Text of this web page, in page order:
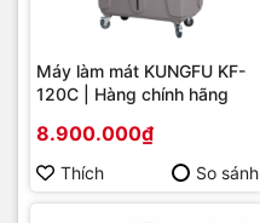
Máy làm mát KUNGFU KF-
120C | Hàng chính hãng
8.900.000₫
Thích So sánh